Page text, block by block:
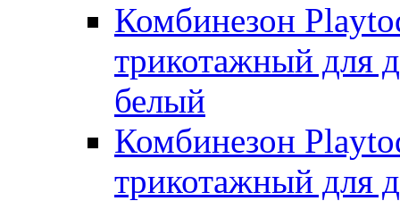
Комбинезон
трикотажный для
белый
Комбинезон
трикотажный для